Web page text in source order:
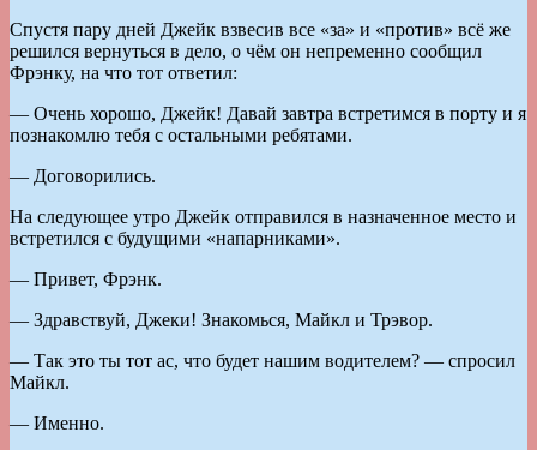
Спустя пару дней Джейк взвесив все «за» и «против» всё же
решился вернуться в дело, о чём он непременно сообщил
Фрэнку, на что тот ответил:
— Очень хорошо, Джейк! Давай завтра встретимся в порту и я
познакомлю тебя с остальными ребятами.
— Договорились.
На следующее утро Джейк отправился в назначенное место и
встретился с будущими «напарниками».
— Привет, Фрэнк.
— Здравствуй, Джеки! Знакомься, Майкл и Трэвор.
— Так это ты тот ас, что будет нашим водителем? — спросил
Майкл.
— Именно.